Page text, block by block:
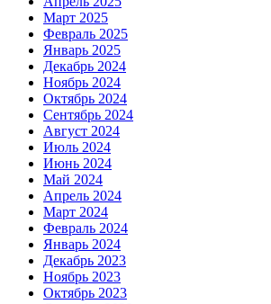
Март 2025
Февраль 2025
Январь 2025
Декабрь 2024
Ноябрь 2024
Октябрь 2024
Сентябрь 2024
Август 2024
Июль 2024
Июнь 2024
Май 2024
Апрель 2024
Март 2024
Февраль 2024
Январь 2024
Декабрь 2023
Ноябрь 2023
Октябрь 2023